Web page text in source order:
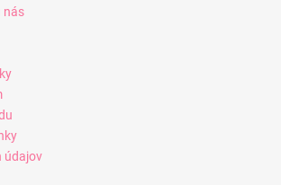
nás
údajov